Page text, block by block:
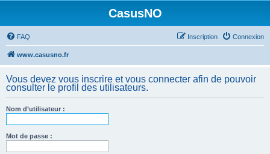
CasusNO
FAQ Connexion
Inscription
www.casusno.fr
Vous devez vous inscrire et vous connecter afin de pouvoir
consulter le profil des utilisateurs.
Nom d’utilisateur :
Mot de passe :